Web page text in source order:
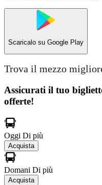
Scaricalo su Google Play
Trova il mezzo
Assicurati il ​​tuo
offerte!
Oggi Di più
Acquista
Domani Di più
Acquista